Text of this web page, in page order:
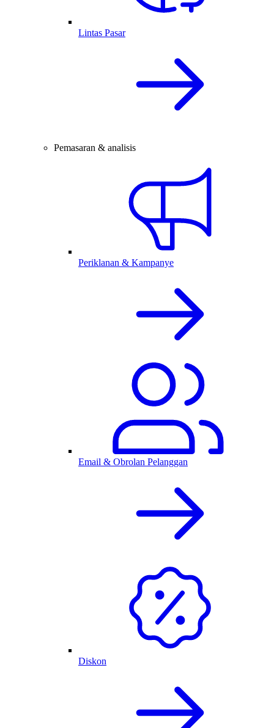
Lintas Pasar
Pemasaran & analisis
Periklanan & Kampanye
Email & Obrolan Pelanggan
Diskon